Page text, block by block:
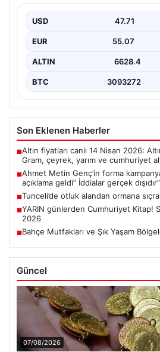
USD 47.71
EUR 55.07
ALTIN 6628.4
BTC 3093272
Son Eklenen Haberler
■Altın fiyatları canlı 14 Nisan 2026:
Gram, çeyrek, yarım ve cumhuriyet
■Ahmet Metin Genç’in forma
açıklama geldi” İddialar gerçek dışıdır”
■Tunceli’de otluk alandan ormana
■YARIN günlerden Cumhuriyet Kitap!
2026
■Bahçe Mutfakları ve Şık Yaşam
Güncel
07/08/2026